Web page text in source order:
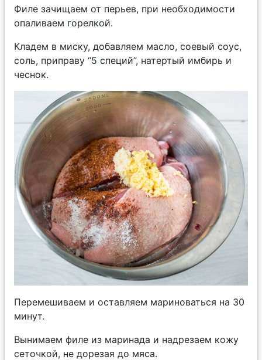
Филе зачищаем от перьев, при необходимости
опаливаем горелкой.
Кладем в миску, добавляем масло, соевый соус,
соль, приправу “5 специй”, натертый имбирь и
чеснок.
Перемешиваем и оставляем мариноваться на 30
минут.
Вынимаем филе из маринада и надрезаем кожу
сеточкой, не дорезая до мяса.